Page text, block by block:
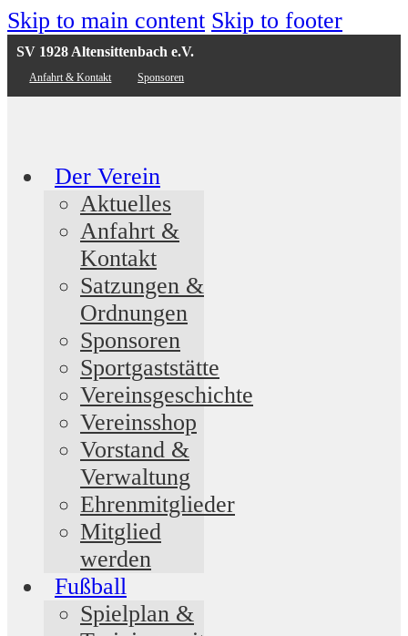
Skip to main content Skip to footer
SV 1928 Altensittenbach e.V.
Anfahrt & Kontakt Sponsoren
Der Verein
Aktuelles
Anfahrt &
Kontakt
Satzungen &
Ordnungen
Sponsoren
Sportgaststätte
Vereinsgeschichte
Vereinsshop
Vorstand &
Verwaltung
Ehrenmitglieder
Mitglied
werden
Fußball
Spielplan &